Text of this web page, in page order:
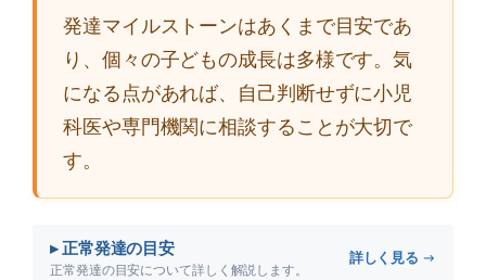
発達マイルストーンはあくまで目安であ
り、個々の子どもの成長は多様です。気
になる点があれば、自己判断せずに小児
科医や専門機関に相談することが大切で
す。
▸ 正常発達の目安
正常発達の目安について詳しく解説します。
詳しく見る →